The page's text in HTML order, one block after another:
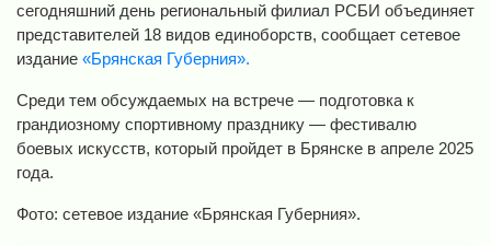
сегодняшний день региональный филиал РСБИ объединяет
представителей 18 видов единоборств, сообщает сетевое
издание «Брянская Губерния».
Среди тем обсуждаемых на встрече — подготовка к
грандиозному спортивному празднику — фестивалю
боевых искусств, который пройдет в Брянске в апреле 2025
года.
Фото: сетевое издание «Брянская Губерния».